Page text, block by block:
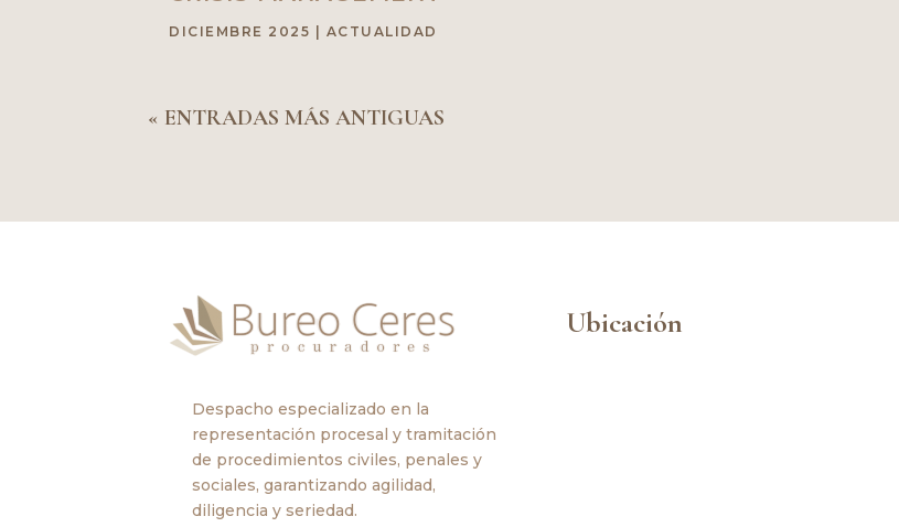
DICIEMBRE 2025 ACTUALIDAD
« ENTRADAS MÁS ANTIGUAS
Despacho especializado en la
representación procesal y tramitación
de procedimientos civiles, penales y
sociales, garantizando agilidad,
diligencia y seriedad.
Ubicación